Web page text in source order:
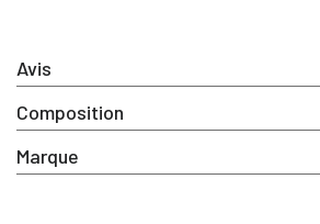
Avis
Composition
Marque